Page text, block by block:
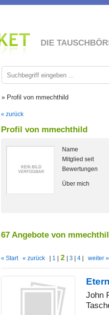
DIE
» Profil von mmechthild
« zurück
Profil von mmechthild
Name
Mitglied seit
Bewertungen
Über mich
67 Angebote von
« Start « zurück 1 2 3 4 weiter »
John